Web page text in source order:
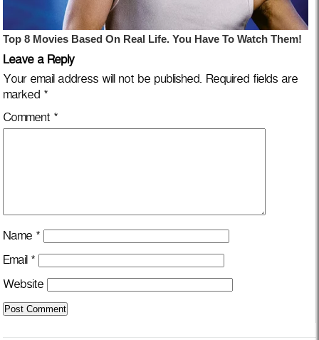
Leave a Reply
Your email address will not be published. Required fields are
marked *
Comment *
Name *
Email *
Website